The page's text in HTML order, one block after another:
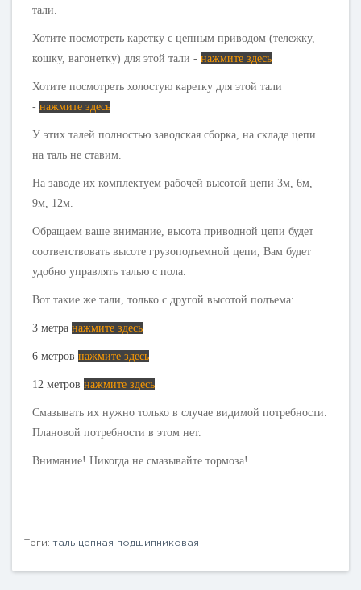
тали.
Хотите посмотреть каретку с цепным приводом (тележку,
кошку, вагонетку) для этой тали - нажмите здесь
Хотите посмотреть холостую каретку для этой тали
- нажмите здесь
У этих талей полностью заводская сборка, на складе цепи
на таль не ставим.
На заводе их комплектуем рабочей высотой цепи 3м, 6м,
9м, 12м.
Обращаем ваше внимание, высота приводной цепи будет
соответствовать высоте грузоподъемной цепи, Вам будет
удобно управлять талью с пола.
Вот такие же тали, только с другой высотой подъема:
3 метра нажмите здесь
6 метров нажмите здесь
12 метров нажмите здесь
Смазывать их нужно только в случае видимой потребности.
Плановой потребности в этом нет.
Внимание! Никогда не смазывайте тормоза!
Теги:таль цепная подшипниковая